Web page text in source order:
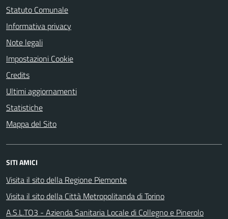
Statuto Comunale
Informativa privacy
Note legali
Impostazioni Cookie
Credits
Ultimi aggiornamenti
Statistiche
Mappa del Sito
SITI AMICI
Visita il sito della Regione Piemonte
Visita il sito della Città Metropolitanda di Torino
A.S.L.TO3 - Azienda Sanitaria Locale di Collegno e Pinerolo